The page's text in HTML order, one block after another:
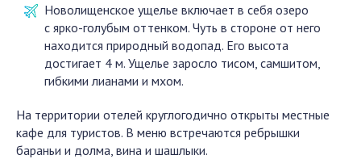
Новолищенское ущелье включает в себя озеро
с ярко-голубым оттенком. Чуть в стороне от него
находится природный водопад. Его высота
достигает 4 м. Ущелье заросло тисом, самшитом,
гибкими лианами и мхом.
На территории отелей круглогодично открыты местные
кафе для туристов. В меню встречаются ребрышки
бараньи и долма, вина и шашлыки.